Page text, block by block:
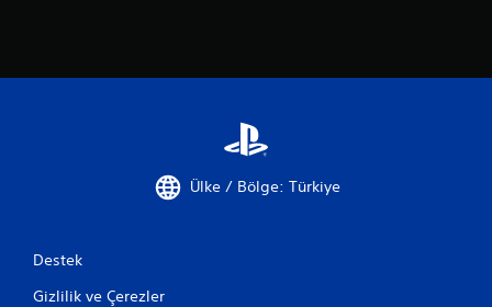
Ülke / Bölge: Türkiye
Destek
Gizlilik ve Çerezler